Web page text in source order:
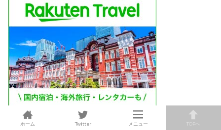
ホーム Twitter メニュー TOPへ